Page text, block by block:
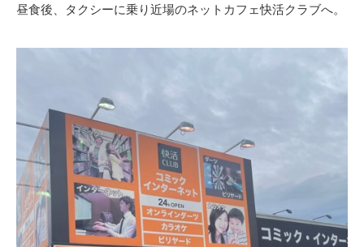
昼食後、タクシーに乗り近場のネットカフェ快活クラブへ。